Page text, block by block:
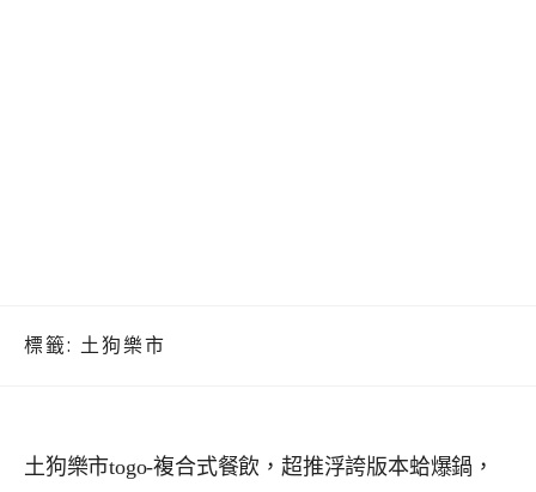
標籤: 土狗樂市
土狗樂市togo-複合式餐飲，超推浮誇版本蛤爆鍋，